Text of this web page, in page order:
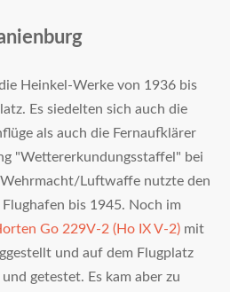
Heinkel-Werke von 1936 bis
Es siedelten sich auch die
als auch die Fernaufklärer
"Wettererkundungsstaffel" bei
Luftwaffe nutzte den
bis 1945. Noch im
Go 229V-2 (Ho IX V-2) mit
und auf dem Flugplatz
getestet. Es kam aber zu